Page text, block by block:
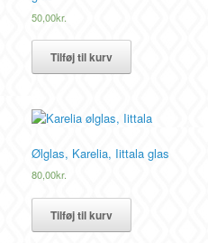
50,00kr.
Tilføj til kurv
Ølglas, Karelia, Iittala glas
80,00kr.
Tilføj til kurv